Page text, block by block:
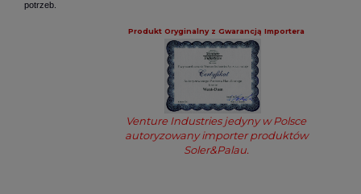
potrzeb.
Produkt Oryginalny z Gwarancją Importera
Venture Industries jedyny w Polsce
autoryzowany importer produktów
Soler&Palau.